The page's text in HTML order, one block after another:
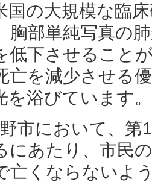
国の大規模な臨
胸部単純写真の
低下させること
亡を減少させる
浴びています。
市において、第
にあたり、市民
亡くならないよ